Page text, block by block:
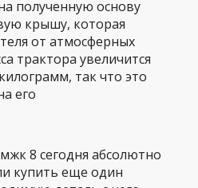
полученную основу
крышу, которая
от атмосферных
трактора увеличится
так что это
его
8 сегодня абсолютно
купить еще один